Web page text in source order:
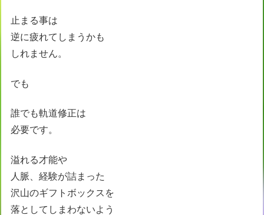
止まる事は
逆に疲れてしまうかも
しれません。
でも
誰でも軌道修正は
必要です。
溢れる才能や
人脈、経験が詰まった
沢山のギフトボックスを
落としてしまわないよう